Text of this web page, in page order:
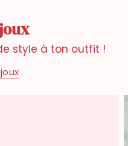
style à ton outfit !